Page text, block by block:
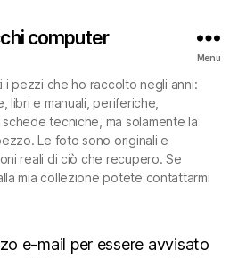
computer
Menu
pezzi che ho raccolto negli anni:
libri e manuali, periferiche,
tecniche, ma solamente la
Le foto sono originali e
reali di ciò che recupero. Se
mia collezione potete contattarmi
e-mail per essere avvisato